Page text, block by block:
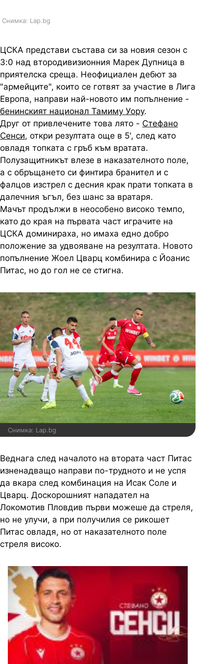
Снимка: Lap.bg
ЦСКА представи състава си за новия сезон с
3:0 над втородивизионния Марек Дупница в
приятелска среща. Неофициален дебют за
"армейците", които се готвят за участие в Лига
Европа, направи най-новото им попълнение -
бенинският национал Тамиму Уору.
Друг от привлечените това лято - Стефано
Сенси, откри резултата още в 5', след като
овладя топката с гръб към вратата.
Полузащитникът влезе в наказателното поле,
а с обръщането си финтира бранител и с
фалцов изстрел с десния крак прати топката в
далечния ъгъл, без шанс за вратаря.
Мачът продължи в неособено високо темпо,
като до края на първата част играчите на
ЦСКА доминираха, но имаха едно добро
положение за удвояване на резултата. Новото
попълнение Жоел Цварц комбинира с Йоанис
Питас, но до гол не се стигна.
Снимка: Lap.bg
Веднага след началото на втората част Питас
изненадващо направи по-трудното и не успя
да вкара след комбинация на Исак Соле и
Цварц. Доскорошният нападател на
Локомотив Пловдив първи можеше да стреля,
но не улучи, а при получилия се рикошет
Питас овладя, но от наказателното поле
стреля високо.